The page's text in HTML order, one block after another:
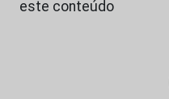
este conteúdo